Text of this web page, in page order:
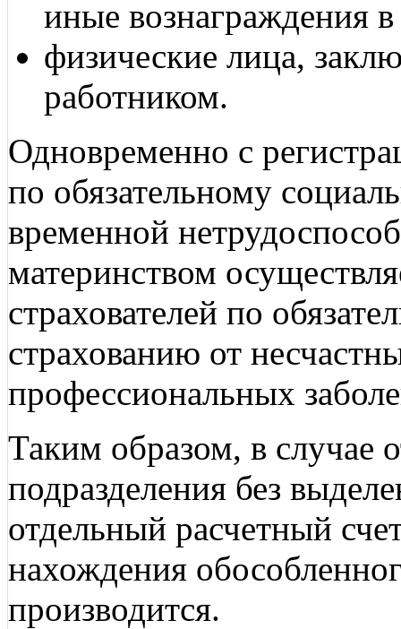
иные вознаграждения
физические лица,
работником.
Одновременно с
по обязательному
временной
материнством
страхователей по
страхованию от
профессиональных
Таким образом, в случае
подразделения без
отдельный расчетный
нахождения
производится.